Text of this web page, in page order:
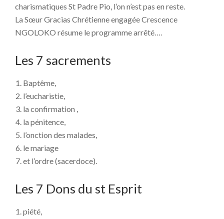
charismatiques St Padre Pio, l’on n’est pas en reste.
La Sœur Gracias Chrétienne engagée Crescence
NGOLOKO résume le programme arrêté….
Les 7 sacrements
Baptême,
l’eucharistie,
la confirmation ,
la pénitence,
l’onction des malades,
le mariage
et l’ordre (sacerdoce).
Les 7 Dons du st Esprit
piété,